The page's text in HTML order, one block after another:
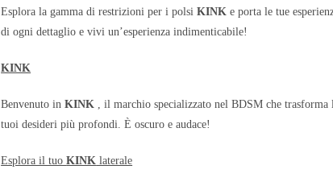
Esplora la gamma di restrizioni per i polsiKINK e porta le tue
di ogni dettaglio e vivi un’esperienza indimenticabile!
KINK
Benvenuto inKINK , il marchio specializzato nel BDSM che
tuoi desideri più profondi. È oscuro e audace!
Esplora il tuoKINK laterale